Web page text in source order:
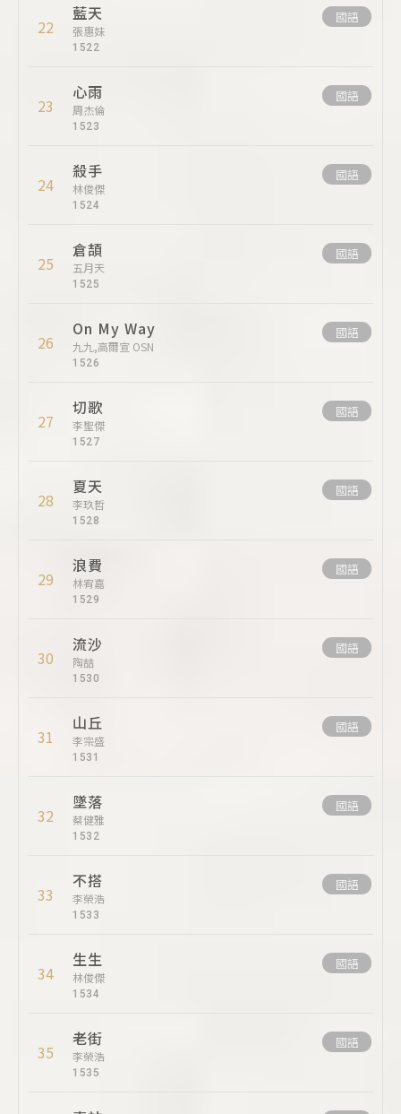
22
藍天
張惠妹
1522
國語
23
心雨
周杰倫
1523
國語
24
殺手
林俊傑
1524
國語
25
倉頡
五月天
1525
國語
26
On My Way
九九,高爾宣 OSN
1526
國語
27
切歌
李聖傑
1527
國語
28
夏天
李玖哲
1528
國語
29
浪費
林宥嘉
1529
國語
30
流沙
陶喆
1530
國語
31
山丘
李宗盛
1531
國語
32
墜落
蔡健雅
1532
國語
33
不搭
李榮浩
1533
國語
34
生生
林俊傑
1534
國語
35
老街
李榮浩
1535
國語